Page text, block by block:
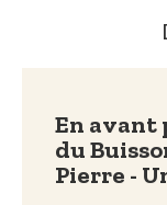
En avant
du
Pierre -